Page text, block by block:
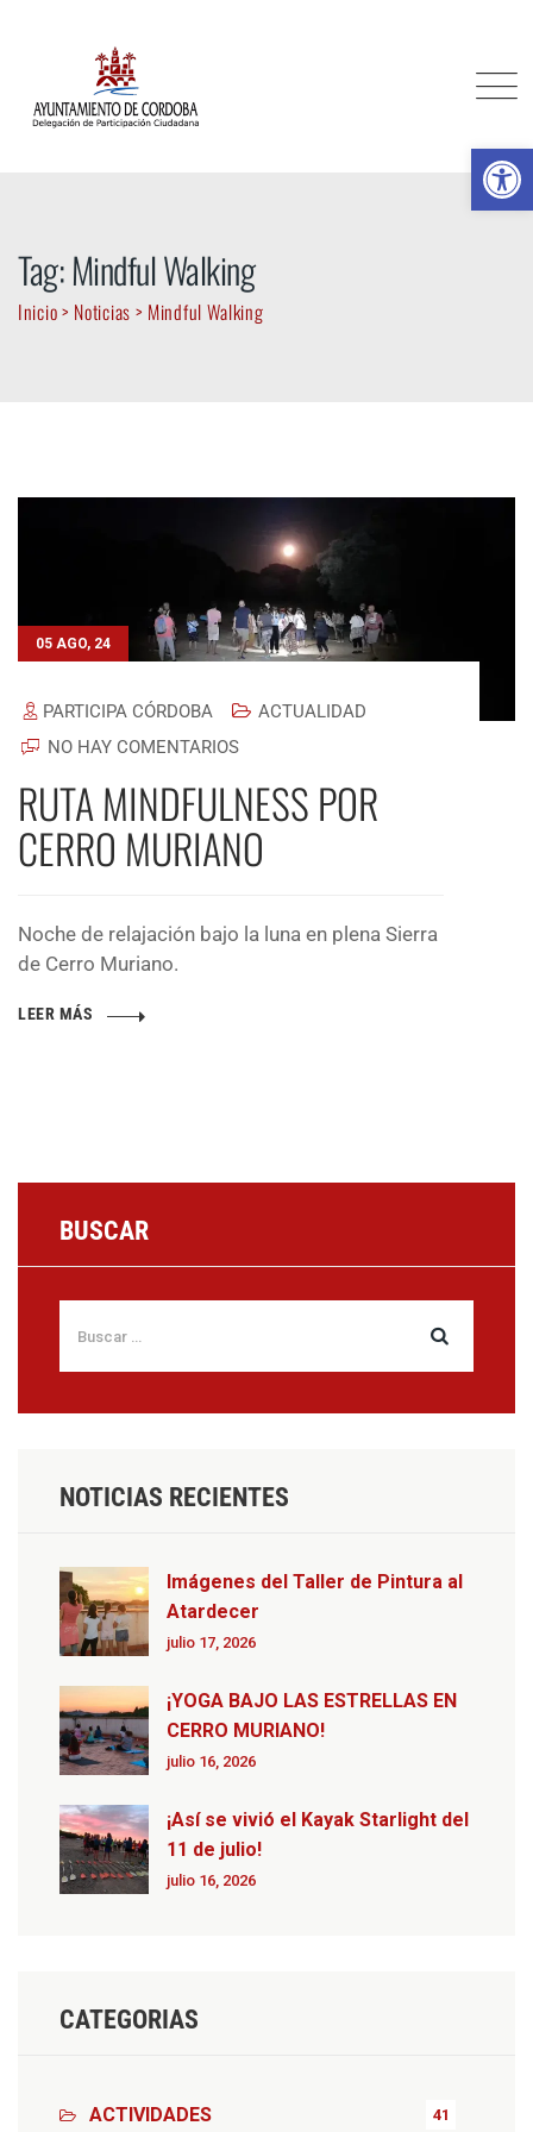
Tag: Mindful Walking
Inicio> Noticias > Mindful Walking
05 AGO, 24
PARTICIPA CÓRDOBA
ACTUALIDAD
NO HAY COMENTARIOS
RUTA MINDFULNESS POR
CERRO MURIANO
Noche de relajación bajo la luna en plena Sierra
de Cerro Muriano.
LEER MÁS
BUSCAR
NOTICIAS RECIENTES
Imágenes del Taller de Pintura al
Atardecer
julio 17, 2026
¡YOGA BAJO LAS ESTRELLAS EN
CERRO MURIANO!
julio 16, 2026
¡Así se vivió el Kayak Starlight del
11 de julio!
julio 16, 2026
CATEGORIAS
ACTIVIDADES 41